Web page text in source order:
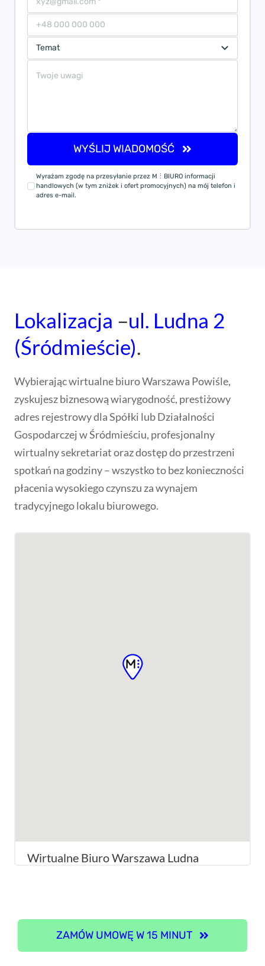
WYŚLIJ WIADOMOŚĆ
Wyrażam zgodę na przesyłanie przez M⋮BIURO informacji
handlowych (w tym zniżek i ofert promocyjnych) na mój telefon i
adres e-mail.
Lokalizacja –ul. Ludna 2
(Śródmieście).
Wybierając wirtualne biuro Warszawa Powiśle,
zyskujesz biznesową wiarygodność, prestiżowy
adres rejestrowy dla Spółki lub Działalności
Gospodarczej w Śródmieściu, profesjonalny
wirtualny sekretariat oraz dostęp do przestrzeni
spotkań na godziny – wszystko to bez konieczności
płacenia wysokiego czynszu za wynajem
tradycyjnego lokalu biurowego.
Wirtualne Biuro Warszawa Ludna
ZAMÓW UMOWĘ W 15 MINUT